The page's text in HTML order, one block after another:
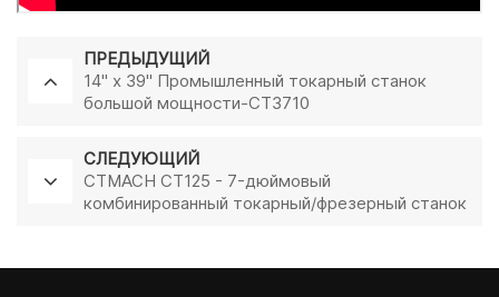
ПРЕДЫДУЩИЙ
14" x 39" Промышленный токарный станок
большой мощности-CT3710
СЛЕДУЮЩИЙ
CTMACH CT125 - 7-дюймовый
комбинированный токарный/фрезерный станок